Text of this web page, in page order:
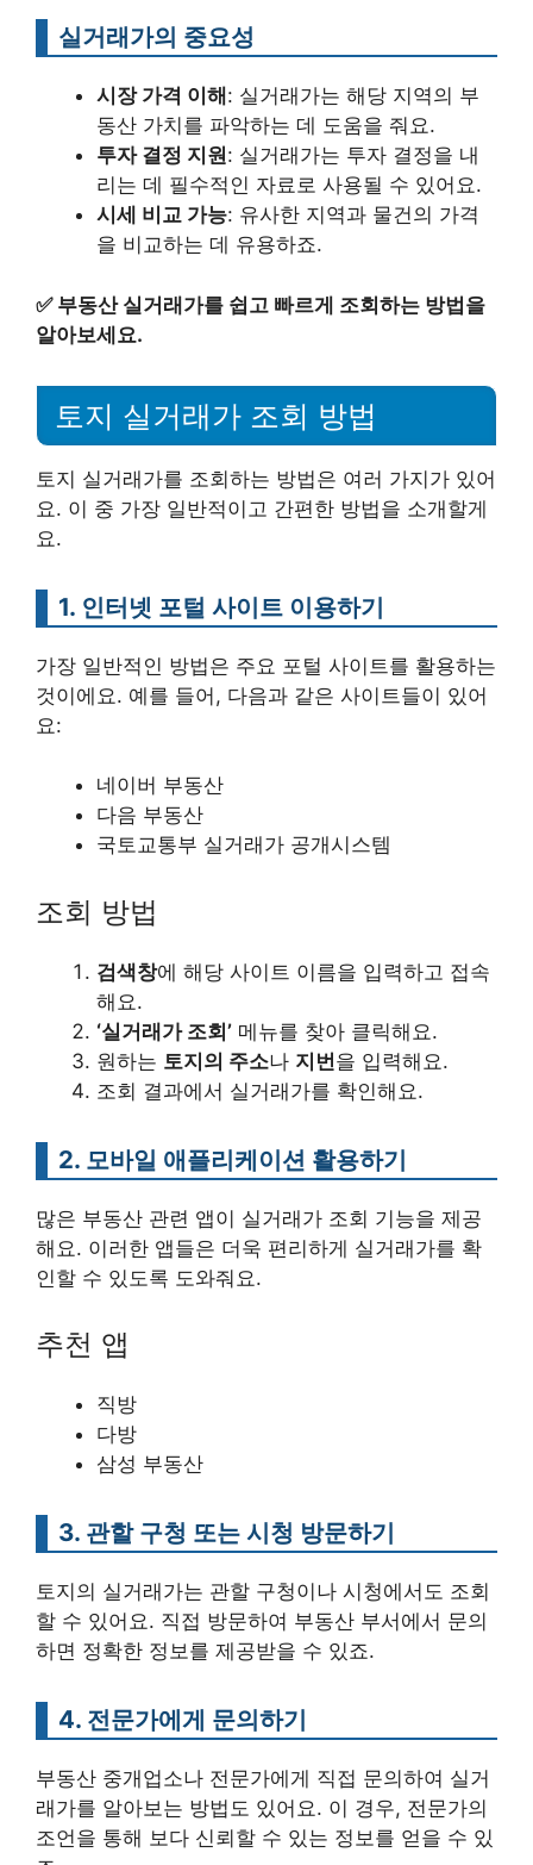
실거래가의 중요성
시장 가격 이해 : 실거래가는 해당 지역의 부
동산 가치를 파악하는 데 도움을 줘요.
투자 결정 지원: 실거래가는 투자 결정을 내
리는 데 필수적인 자료로 사용될 수 있어요.
시세 비교 가능: 유사한 지역과 물건의 가격
을 비교하는 데 유용하죠.
✅ 부동산 실거래가를 쉽고 빠르게 조회하는 방법을
알아보세요.
토지 실거래가 조회 방법
토지 실거래가를 조회하는 방법은 여러 가지가 있어
요. 이 중 가장 일반적이고 간편한 방법을 소개할게
요.
1. 인터넷 포털 사이트 이용하기
가장 일반적인 방법은 주요 포털 사이트를 활용하는
것이에요. 예를 들어, 다음과 같은 사이트들이 있어
요:
네이버 부동산
다음 부동산
국토교통부 실거래가 공개시스템
조회 방법
검색창에 해당 사이트 이름을 입력하고 접속
해요.
‘실거래가 조회’ 메뉴를 찾아 클릭해요.
원하는 토지의 주소나 지번을 입력해요.
조회 결과에서 실거래가를 확인해요.
2. 모바일 애플리케이션 활용하기
많은 부동산 관련 앱이 실거래가 조회 기능을 제공
해요. 이러한 앱들은 더욱 편리하게 실거래가를 확
인할 수 있도록 도와줘요.
추천 앱
직방
다방
삼성 부동산
3. 관할 구청 또는 시청 방문하기
토지의 실거래가는 관할 구청이나 시청에서도 조회
할 수 있어요. 직접 방문하여 부동산 부서에서 문의
하면 정확한 정보를 제공받을 수 있죠.
4. 전문가에게 문의하기
부동산 중개업소나 전문가에게 직접 문의하여 실거
래가를 알아보는 방법도 있어요. 이 경우, 전문가의
조언을 통해 보다 신뢰할 수 있는 정보를 얻을 수 있